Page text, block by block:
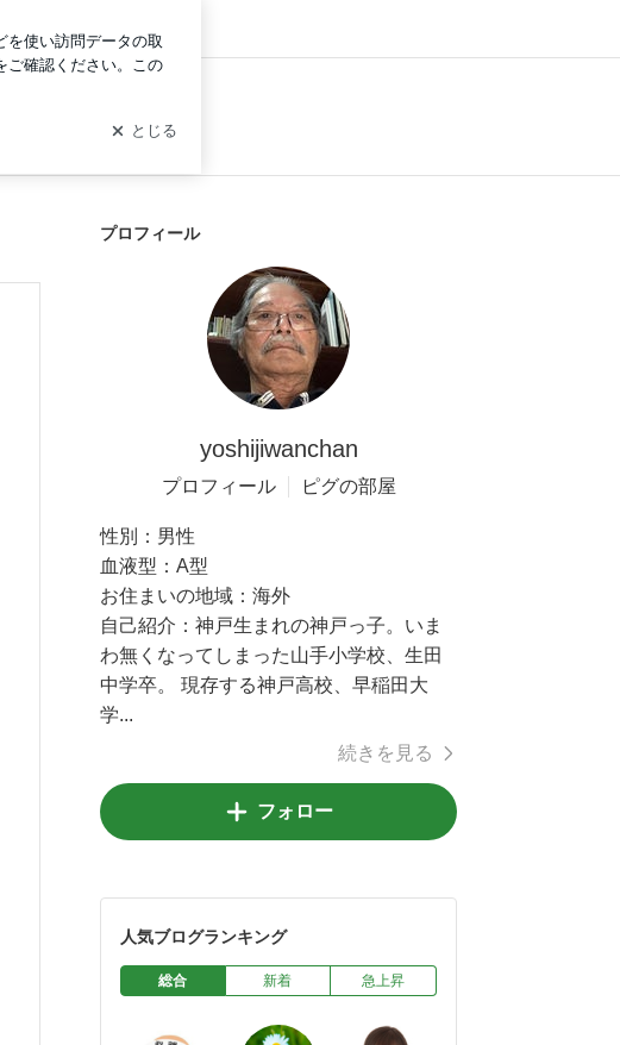
プロフィール
yoshijiwanchan
プロフィール ピグの部屋
性別： 男性
血液型： A型
お住まいの地域： 海外
自己紹介： 神戸生まれの神戸っ子。いま
わ無くなってしまった山手小学校、生田
中学卒。 現存する神戸高校、早稲田大
学...
続きを見る
フォロー
人気ブログランキング
総合 新着 急上昇